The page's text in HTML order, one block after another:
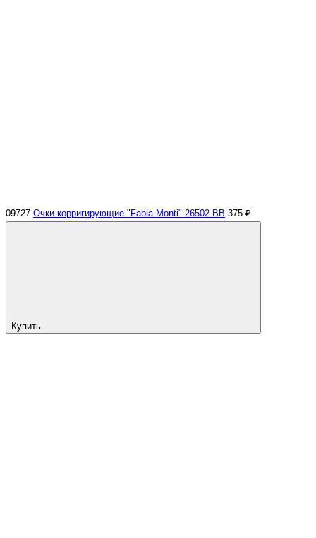
09727 Очки корригирующие "Fabia Monti" 26502 ВВ 375 ₽
Купить